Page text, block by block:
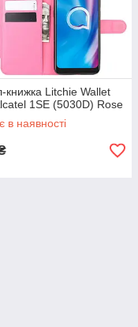
книжка Litchie Wallet
1SE (5030D) Rose
в наявності